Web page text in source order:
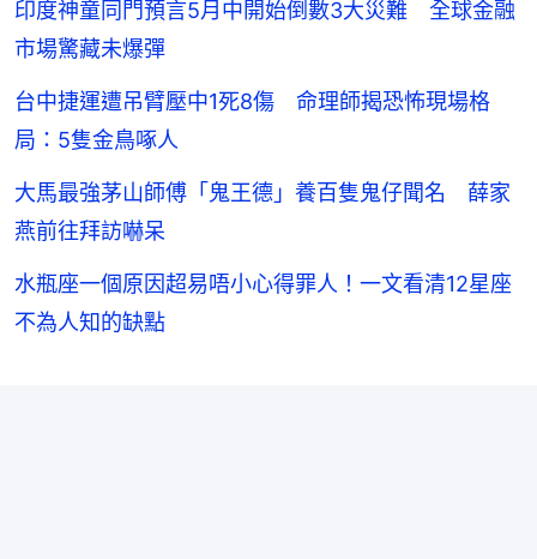
印度神童同門預言5月中開始倒數3大災難 全球金融
市場驚藏未爆彈
台中捷運遭吊臂壓中1死8傷 命理師揭恐怖現場格
局：5隻金鳥啄人
大馬最強茅山師傅「鬼王德」養百隻鬼仔聞名 薛家
燕前往拜訪嚇呆
水瓶座一個原因超易唔小心得罪人！一文看清12星座
不為人知的缺點